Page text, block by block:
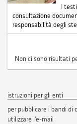
I
consultazione
responsabilità degli
Non ci sono risultati
istruzioni per gli enti
per pubblicare i bandi di
utilizzare l'e-mail